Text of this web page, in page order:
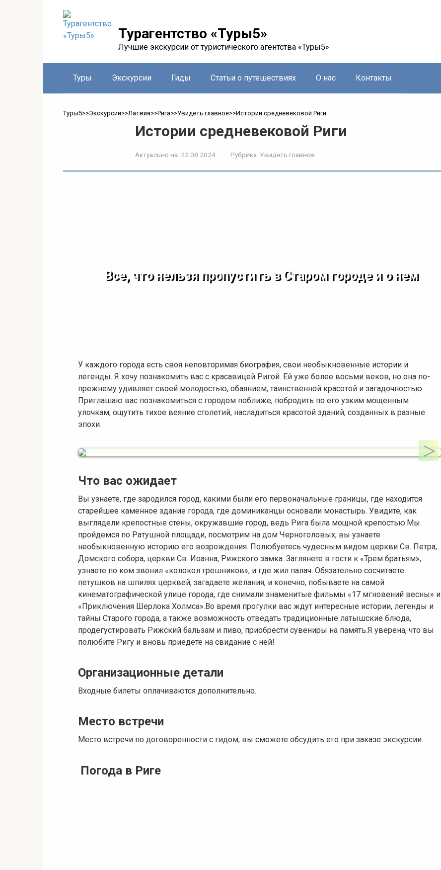
Турагентство «Туры5»
Лучшие экскурсии от туристического агентства «Туры5»
Туры Экскурсии Гиды Статьи о путешествиях О нас Контакты
Туры5>>Экскурсии>>Латвия>>Рига>>Увидеть главное>>Истории средневековой Риги
Истории средневековой Риги
Актуально на: 22.08.2024 Рубрика: Увидеть главное
Все, что нельзя пропустить в Старом городе и о нем
У каждого города есть своя неповторимая биография, свои необыкновенные истории и
легенды. Я хочу познакомить вас с красавицей Ригой. Ей уже более восьми веков, но она по-
прежнему удивляет своей молодостью, обаянием, таинственной красотой и загадочностью.
Приглашаю вас познакомиться с городом поближе, побродить по его узким мощенным
улочкам, ощутить тихое веяние столетий, насладиться красотой зданий, созданных в разные
эпохи.
Что вас ожидает
Вы узнаете, где зародился город, какими были его первоначальные границы, где находится
старейшее каменное здание города, где доминиканцы основали монастырь. Увидите, как
выглядели крепостные стены, окружавшие город, ведь Рига была мощной крепостью.Мы
пройдемся по Ратушной площади, посмотрим на дом Черноголовых, вы узнаете
необыкновенную историю его возрождения. Полюбуетесь чудесным видом церкви Св. Петра,
Домского собора, церкви Св. Иоанна, Рижского замка. Заглянете в гости к «Трем братьям»,
узнаете по ком звонил «колокол грешников», и где жил палач. Обязательно сосчитаете
петушков на шпилях церквей, загадаете желания, и конечно, побываете на самой
кинематографической улице города, где снимали знаменитые фильмы «17 мгновений весны» и
«Приключения Шерлока Холмса».Во время прогулки вас ждут интересные истории, легенды и
тайны Старого города, а также возможность отведать традиционные латышские блюда,
продегустировать Рижский бальзам и пиво, приобрести сувениры на память.Я уверена, что вы
полюбите Ригу и вновь приедете на свидание с ней!
Организационные детали
Входные билеты оплачиваются дополнительно.
Место встречи
Место встречи по договоренности с гидом, вы сможете обсудить его при заказе экскурсии.
Погода в Риге